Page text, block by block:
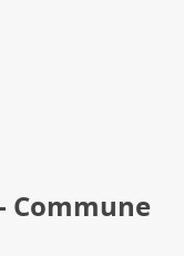
Commune